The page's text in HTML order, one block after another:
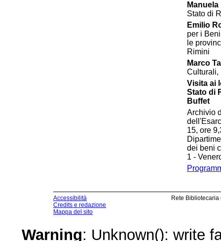
Stato di
Emilio
per i
le
Rimini
Marco
Culturali,
Visita ai
Stato di
Buffet
Archivio
15, ore
dei beni
1 -
Accessibilità
Credits e redazione
Mappa del sito
Rete
Warning: Unknown(): write